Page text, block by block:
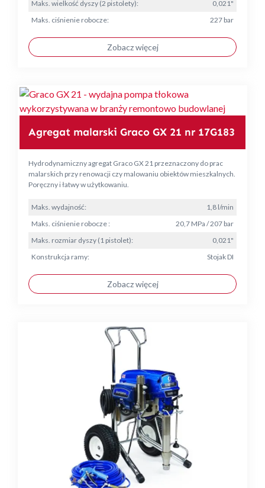
Maks. wielkość dyszy (2 pistolety):
0,021"
Maks. ciśnienie robocze:
227 bar
Zobacz więcej
Agregat malarski Graco GX 21 nr 17G183
Hydrodynamiczny agregat Graco GX 21 przeznaczony do prac
malarskich przy renowacji czy malowaniu obiektów mieszkalnych.
Poręczny i łatwy w użytkowaniu.
Maks. wydajność:
1,8 l/min
Maks. ciśnienie robocze :
20,7 MPa / 207 bar
Maks. rozmiar dyszy (1 pistolet):
0,021"
Konstrukcja ramy:
Stojak DI
Zobacz więcej